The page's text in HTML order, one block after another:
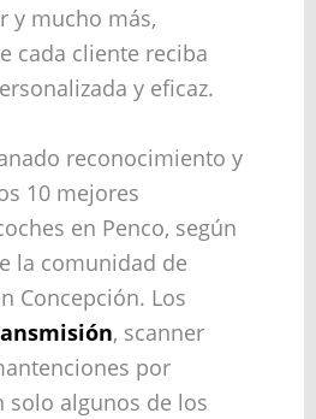
y mucho más,
cada cliente reciba
y eficaz.
reconocimiento y
10 mejores
en Penco, según
la comunidad de
Concepción. Los
, scanner
por
solo algunos de los